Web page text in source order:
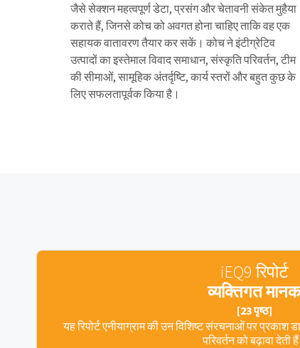
जैसे सेक्शन महत्वपूर्ण डेटा, प्रसंग और चेतावनी संकेत मुहैया
कराते हैं, जिनसे कोच को अवगत होना चाहिए ताकि वह एक
सहायक वातावरण तैयार कर सकें। कोच ने इंटीग्रेटिव
उत्पादों का इस्तेमाल विवाद समाधान, संस्कृति परिवर्तन, टीम
की सीमाओं, सामूहिक अंतर्दृष्टि, कार्य स्तरों और बहुत कुछ के
लिए सफलतापूर्वक किया है।
iEQ9 रिपोर्ट
व्यक्तिगत मानक
[23 पृष्ठ]
यह रिपोर्ट एनीयाग्राम की उन विशिष्ट संरचनाओं पर
परिवर्तन को बढ़ावा देती